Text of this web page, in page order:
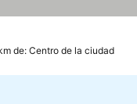
de: Centro de la ciudad